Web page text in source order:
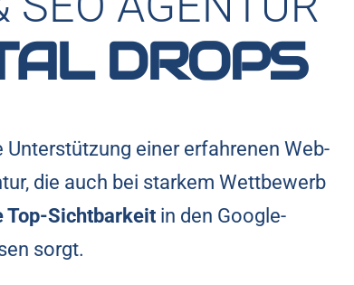
DROPS
Unterstützung einer erfahrenen Web-
die auch bei starkem Wettbewerb
Top-Sichtbarkeit in den Google-
sorgt.